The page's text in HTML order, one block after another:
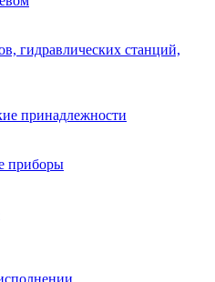
гидравлических станций,
принадлежности
приборы